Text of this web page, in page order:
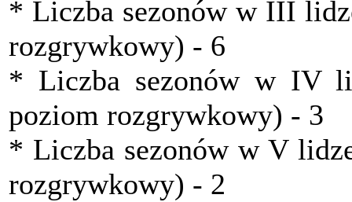
* Liczba sezonów w III
rozgrywkowy) - 6
* Liczba sezonów w IV
poziom rozgrywkowy) - 3
* Liczba sezonów w V
rozgrywkowy) - 2